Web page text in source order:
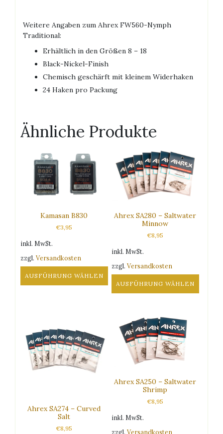
Weitere Angaben zum Ahrex FW560-Nymph
Traditional:
Erhältlich in den Größen 8 – 18
Black-Nickel-Finish
Chemisch geschärft mit kleinem Widerhaken
24 Haken pro Packung
Ähnliche Produkte
Kamasan B830
€3,95
inkl. MwSt.
zzgl. Versandkosten
AUSFÜHRUNG WÄHLEN
Varianten
auf.
Die
Optionen
Produktseite
Ahrex SA280 – Saltwater
Minnow
€8,95
inkl. MwSt.
zzgl.Versandkosten
AUSFÜHRUNG WÄHLEN
mehrere
Varianten
können
Produktseite
Ahrex SA274 – Curved
Salt
€8,95
Ahrex SA250 – Saltwater
Shrimp
€8,95
inkl. MwSt.
zzgl.Versandkosten